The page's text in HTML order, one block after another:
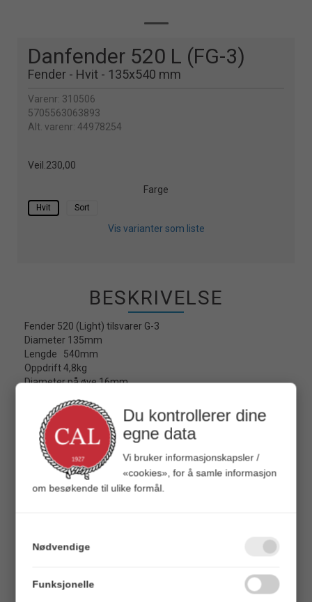
Danfender 520 L (FG-3)
Fender - Hvit - 135x540 mm
Varenr: 310506
5705563063893
Alt. varenr: 44978254
Veil. 230,00
Farge
Hvit Sort
Vis varianter som liste
BESKRIVELSE
Fender 520 (Light) tilsvarer G-3
Diameter 135mm
Lengde 540mm
Oppdrift 4,8kg
Diameter på øye 16mm
Passer for båter på 11-23 fot.
Anbefaler sterkt bruk av fenderstrømper. Lettere å holde
rene fendere, og ikke minst så er det mer skånsomt mot
båten.
Du kontrollerer dine
egne data
Vi bruker informasjonskapsler /
«cookies», for å samle informasjon
om besøkende til ulike formål.
Nødvendige
Funksjonelle